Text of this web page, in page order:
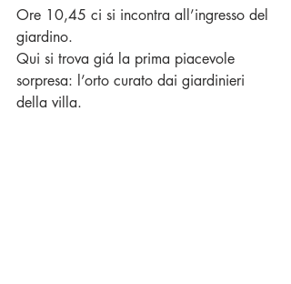
Ore 10,45 ci si incontra all’ingresso del
giardino.
Qui si trova giá la prima piacevole
sorpresa: l’orto curato dai giardinieri
della villa.